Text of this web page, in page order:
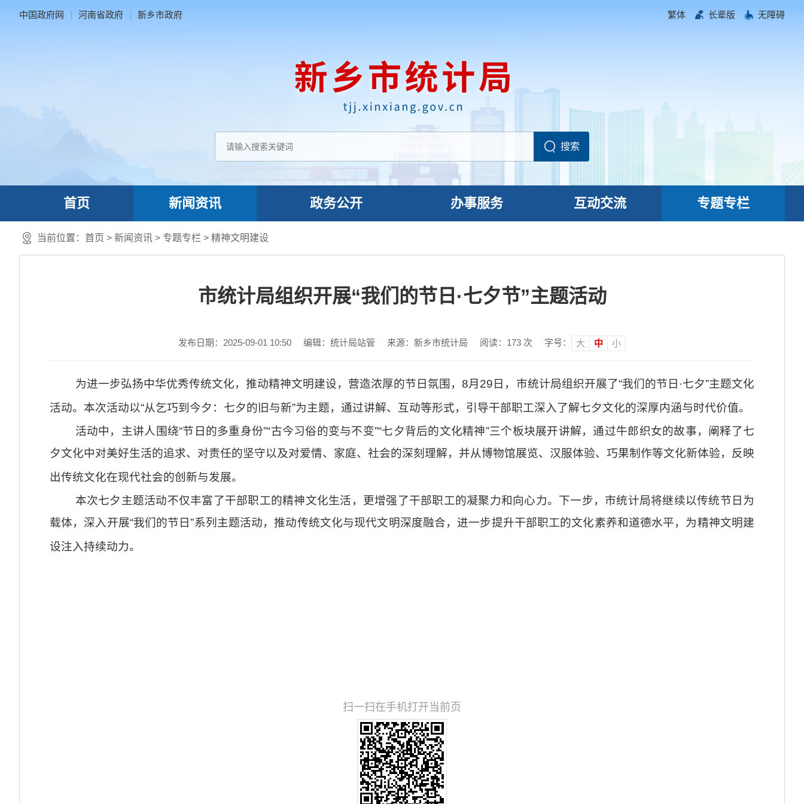
中国政府网 河南省政府 新乡市政府 繁体 长辈版 无障碍
首页 新闻资讯 政务公开 办事服务 互动交流 专题专栏
当前位置： 首页 > 新闻资讯 > 专题专栏 > 精神文明建设
市统计局组织开展“我们的节日·七夕节”主题活动
发布日期：2025-09-01 10:50 编辑：统计局站管 来源：新乡市统计局 阅读： 173 次 字号： 大 中 小
为进一步弘扬中华优秀传统文化，推动精神文明建设，营造浓厚的节日氛围，8月29日，市统计局组织开展了“我们的节日·七夕”主题文化
活动。本次活动以“从乞巧到今夕：七夕的旧与新”为主题，通过讲解、互动等形式，引导干部职工深入了解七夕文化的深厚内涵与时代价值。
活动中，主讲人围绕“节日的多重身份”“古今习俗的变与不变”“七夕背后的文化精神”三个板块展开讲解，通过牛郎织女的故事，阐释了七
夕文化中对美好生活的追求、对责任的坚守以及对爱情、家庭、社会的深刻理解，并从博物馆展览、汉服体验、巧果制作等文化新体验，反映
出传统文化在现代社会的创新与发展。
本次七夕主题活动不仅丰富了干部职工的精神文化生活，更增强了干部职工的凝聚力和向心力。下一步，市统计局将继续以传统节日为
载体，深入开展“我们的节日”系列主题活动，推动传统文化与现代文明深度融合，进一步提升干部职工的文化素养和道德水平，为精神文明建
设注入持续动力。
扫一扫在手机打开当前页